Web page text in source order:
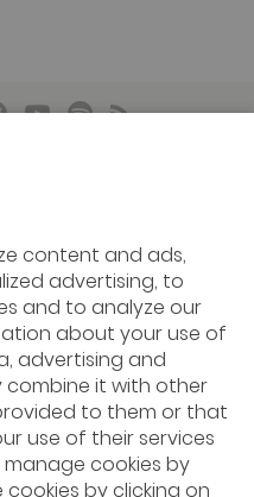
content and ads,
advertising, to
and to analyze our
about your use of
advertising and
combine it with other
to them or that
use of their services
manage cookies by
cookies by clicking on
8200
42 00